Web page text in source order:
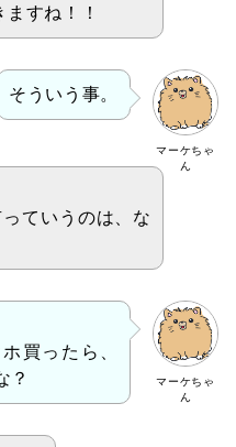
すね！！
マーケちゃ
ん
そういう事。
ていうのは、な
マーケちゃ
ん
買ったら、
？